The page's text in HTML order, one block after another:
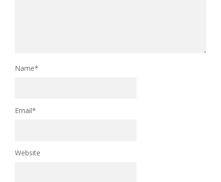
Name*
Email*
Website